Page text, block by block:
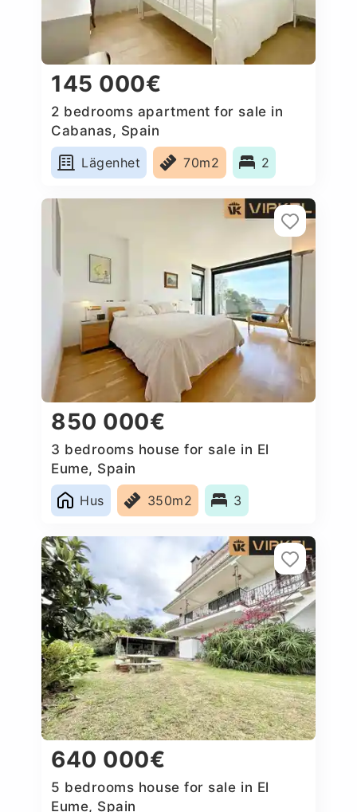
145 000€
2 bedrooms apartment for sale in
Cabanas, Spain
Lägenhet
70m2 2
850 000€
3 bedrooms house for sale in El
Eume, Spain
Hus
350m2 3
640 000€
5 bedrooms house for sale in El
Eume, Spain